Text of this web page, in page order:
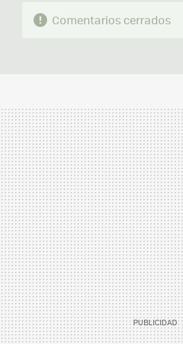
Comentarios cerrados